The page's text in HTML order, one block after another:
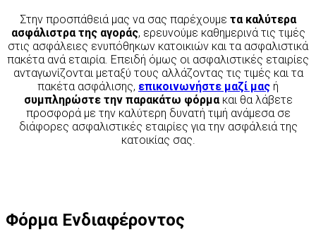
Στην προσπάθειά μας να σας παρέχουμε τα καλύτερα
ασφάλιστρα της αγοράς, ερευνούμε καθημερινά τις τιμές
στις ασφάλειες ενυπόθηκων κατοικιών και τα ασφαλιστικά
πακέτα ανά εταιρία. Επειδή όμως οι ασφαλιστικές εταιρίες
ανταγωνίζονται μεταξύ τους αλλάζοντας τις τιμές και τα
πακέτα ασφάλισης, επικοινωνήστε μαζί μας ή
συμπληρώστε την παρακάτω φόρμακαι θα λάβετε
προσφορά με την καλύτερη δυνατή τιμή ανάμεσα σε
διάφορες ασφαλιστικές εταιρίες για την ασφάλειά της
κατοικίας σας.
Φόρμα Ενδιαφέροντος